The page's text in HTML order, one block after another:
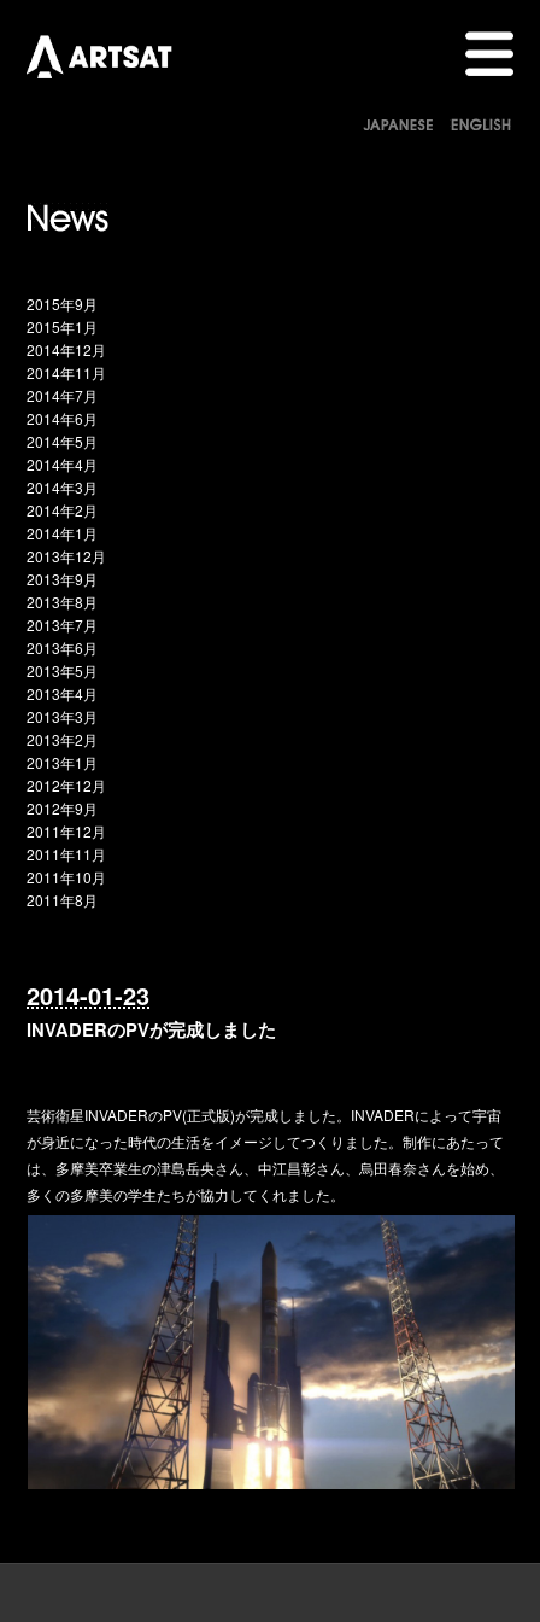
2015年9月
2015年1月
2014年12月
2014年11月
2014年7月
2014年6月
2014年5月
2014年4月
2014年3月
2014年2月
2014年1月
2013年12月
2013年9月
2013年8月
2013年7月
2013年6月
2013年5月
2013年4月
2013年3月
2013年2月
2013年1月
2012年12月
2012年9月
2011年12月
2011年11月
2011年10月
2011年8月
2014-01-23
INVADERのPVが完成しました
芸術衛星INVADERのPV(正式版)が完成しました。INVADERによって宇宙
が身近になった時代の生活をイメージしてつくりました。制作にあたって
は、多摩美卒業生の津島岳央さん、中江昌彰さん、烏田春奈さんを始め、
多くの多摩美の学生たちが協力してくれました。